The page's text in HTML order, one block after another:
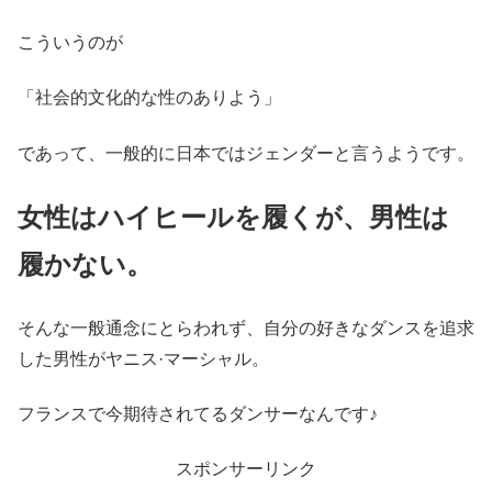
こういうのが
「社会的文化的な性のありよう」
であって、一般的に日本ではジェンダーと言うようです。
女性はハイヒールを履くが、男性は
履かない。
そんな一般通念にとらわれず、自分の好きなダンスを追求
した男性がヤニス·マーシャル。
フランスで今期待されてるダンサーなんです♪
スポンサーリンク